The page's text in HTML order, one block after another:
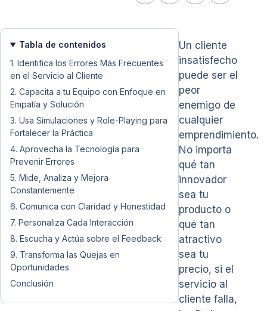
Tabla de contenidos
1. Identifica los Errores Más Frecuentes
en el Servicio al Cliente
2. Capacita a tu Equipo con Enfoque en
Empatía y Solución
3. Usa Simulaciones y Role-Playing para
Fortalecer la Práctica
4. Aprovecha la Tecnología para
Prevenir Errores
5. Mide, Analiza y Mejora
Constantemente
6. Comunica con Claridad y Honestidad
7. Personaliza Cada Interacción
8. Escucha y Actúa sobre el Feedback
9. Transforma las Quejas en
Oportunidades
Conclusión
Un cliente
insatisfecho
puede ser el
peor
enemigo de
cualquier
emprendimiento.
No importa
qué tan
innovador
sea tu
producto o
qué tan
atractivo
sea tu
precio, si el
servicio al
cliente falla,